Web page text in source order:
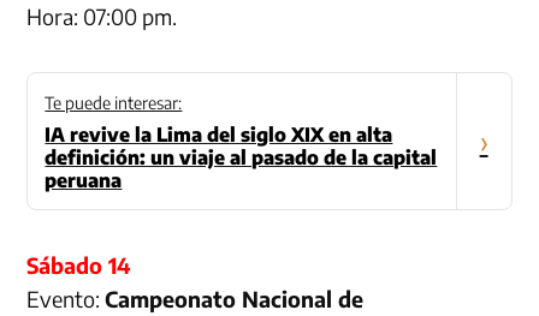
Hora: 07:00 pm.
Te puede interesar:
IA revive la Lima del siglo XIX en alta
definición: un viaje al pasado de la capital
peruana
›
Sábado 14
Evento:Campeonato Nacional de